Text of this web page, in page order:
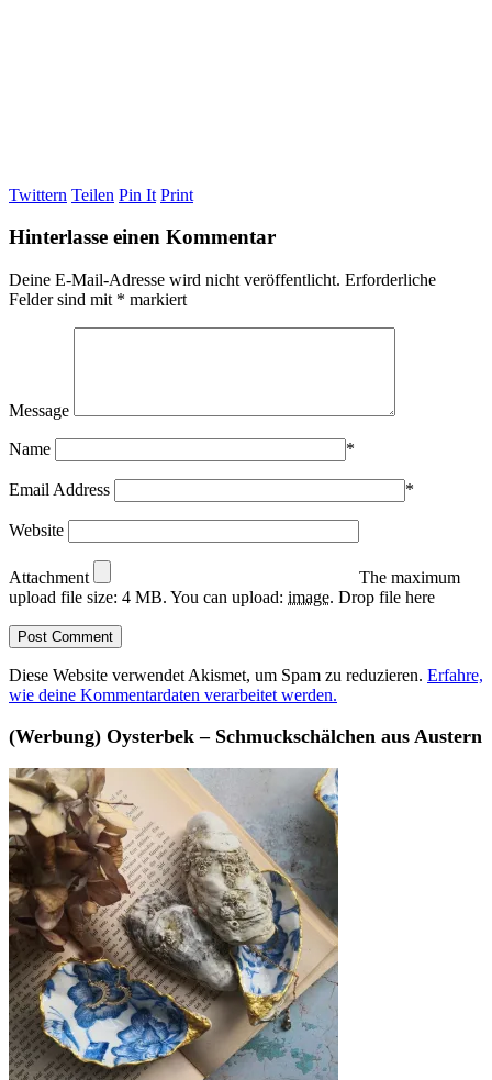
Twittern Teilen Pin It Print
Hinterlasse einen Kommentar
Deine E-Mail-Adresse wird nicht veröffentlicht. Erforderliche
Felder sind mit * markiert
Message
Name *
Email Address *
Website
Attachment
The maximum
upload file size: 4 MB. You can upload: image. Drop file here
Diese Website verwendet Akismet, um Spam zu reduzieren. Erfahre,
wie deine Kommentardaten verarbeitet werden.
(Werbung) Oysterbek – Schmuckschälchen aus Austern